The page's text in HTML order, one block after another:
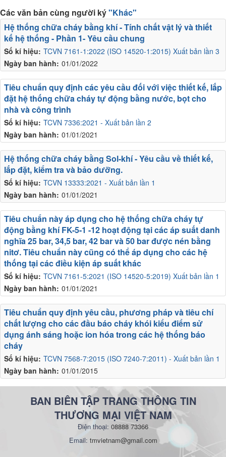
Các văn bản cùng người ký"Khác"
Số kí hiệu: TCVN 7161-1:2022 (ISO 14520-1:2015) Xuất bản lần 3
Ngày ban hành: 01/01/2022
Hệ thống chữa cháy bằng khí - Tính chất vật lý và thiết
kế hệ thống - Phần 1- Yêu cầu chung
Số kí hiệu: TCVN 7336:2021 - Xuất bản lần 2
Ngày ban hành: 01/01/2021
Tiêu chuẩn quy định các yêu cầu đối với việc thiết kế, lắp
đặt hệ thống chữa cháy tự động bằng nước, bọt cho
nhà và công trình
Số kí hiệu: TCVN 13333:2021 - Xuất bản lần 1
Ngày ban hành: 01/01/2021
Hệ thống chữa cháy bằng Sol-khí - Yêu cầu về thiết kế,
lắp đặt, kiểm tra và bảo dưỡng.
Số kí hiệu: TCVN 7161-5:2021 (ISO 14520-5:2019) Xuất bản lần 1
Ngày ban hành: 01/01/2021
Tiêu chuẩn này áp dụng cho hệ thống chữa cháy tự
động bằng khí FK-5-1 -12 hoạt động tại các áp suất danh
nghĩa 25 bar, 34,5 bar, 42 bar và 50 bar được nén bằng
nitơ. Tiêu chuẩn này cũng có thể áp dụng cho các hệ
thống tại các điều kiện áp suất khác
Số kí hiệu: TCVN 7568-7:2015 (ISO 7240-7:2011) - Xuất bản lần 1
Ngày ban hành: 01/01/2015
Tiêu chuẩn quy định yêu cầu, phương pháp và tiêu chí
chất lượng cho các đầu báo cháy khói kiểu điểm sử
dụng ánh sáng hoặc ion hóa trong các hệ thống báo
cháy
BAN BIÊN TẬP TRANG THÔNG TIN
THƯƠNG MẠI VIỆT NAM
Điện thoại: 08888 73366
Email: tmvietnam@gmail.com